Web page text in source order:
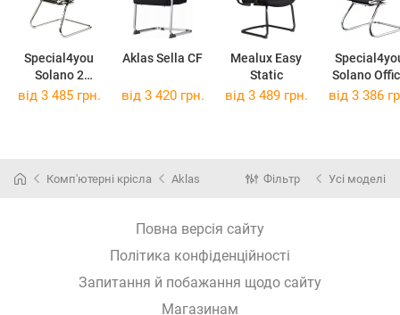
Special4you
Solano 2
Conference
Aklas Sella CF
Mealux Easy
Static
Solano
Mesh
від 3 485 грн. від 3 420 грн. від 3 489 грн. від 3 386
Комп'ютерні крісла Aklas Фільтр Усі моделі
Повна версія сайту
Політика конфіденційності
Запитання й побажання щодо сайту
Магазинам